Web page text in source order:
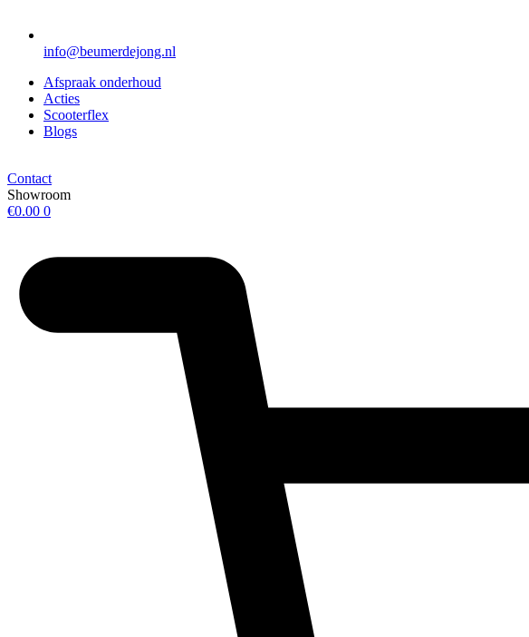
info@beumerdejong.nl
Afspraak onderhoud
Acties
Scooterflex
Blogs
Contact
Showroom
€0.00 0